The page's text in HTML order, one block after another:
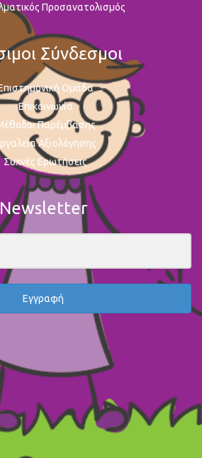
Προσανατολισμός
Σύνδεσμοι
Ομάδα
Επικοινωνία
Παρέμβασης
Αξιολόγησης
Συχνές Ερωτήσεις
Newsletter
Εγγραφή